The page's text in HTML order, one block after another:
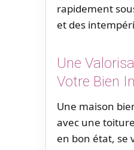
rapidement
et des
Une
Votre Bien
Une maison
avec une
en bon état, se